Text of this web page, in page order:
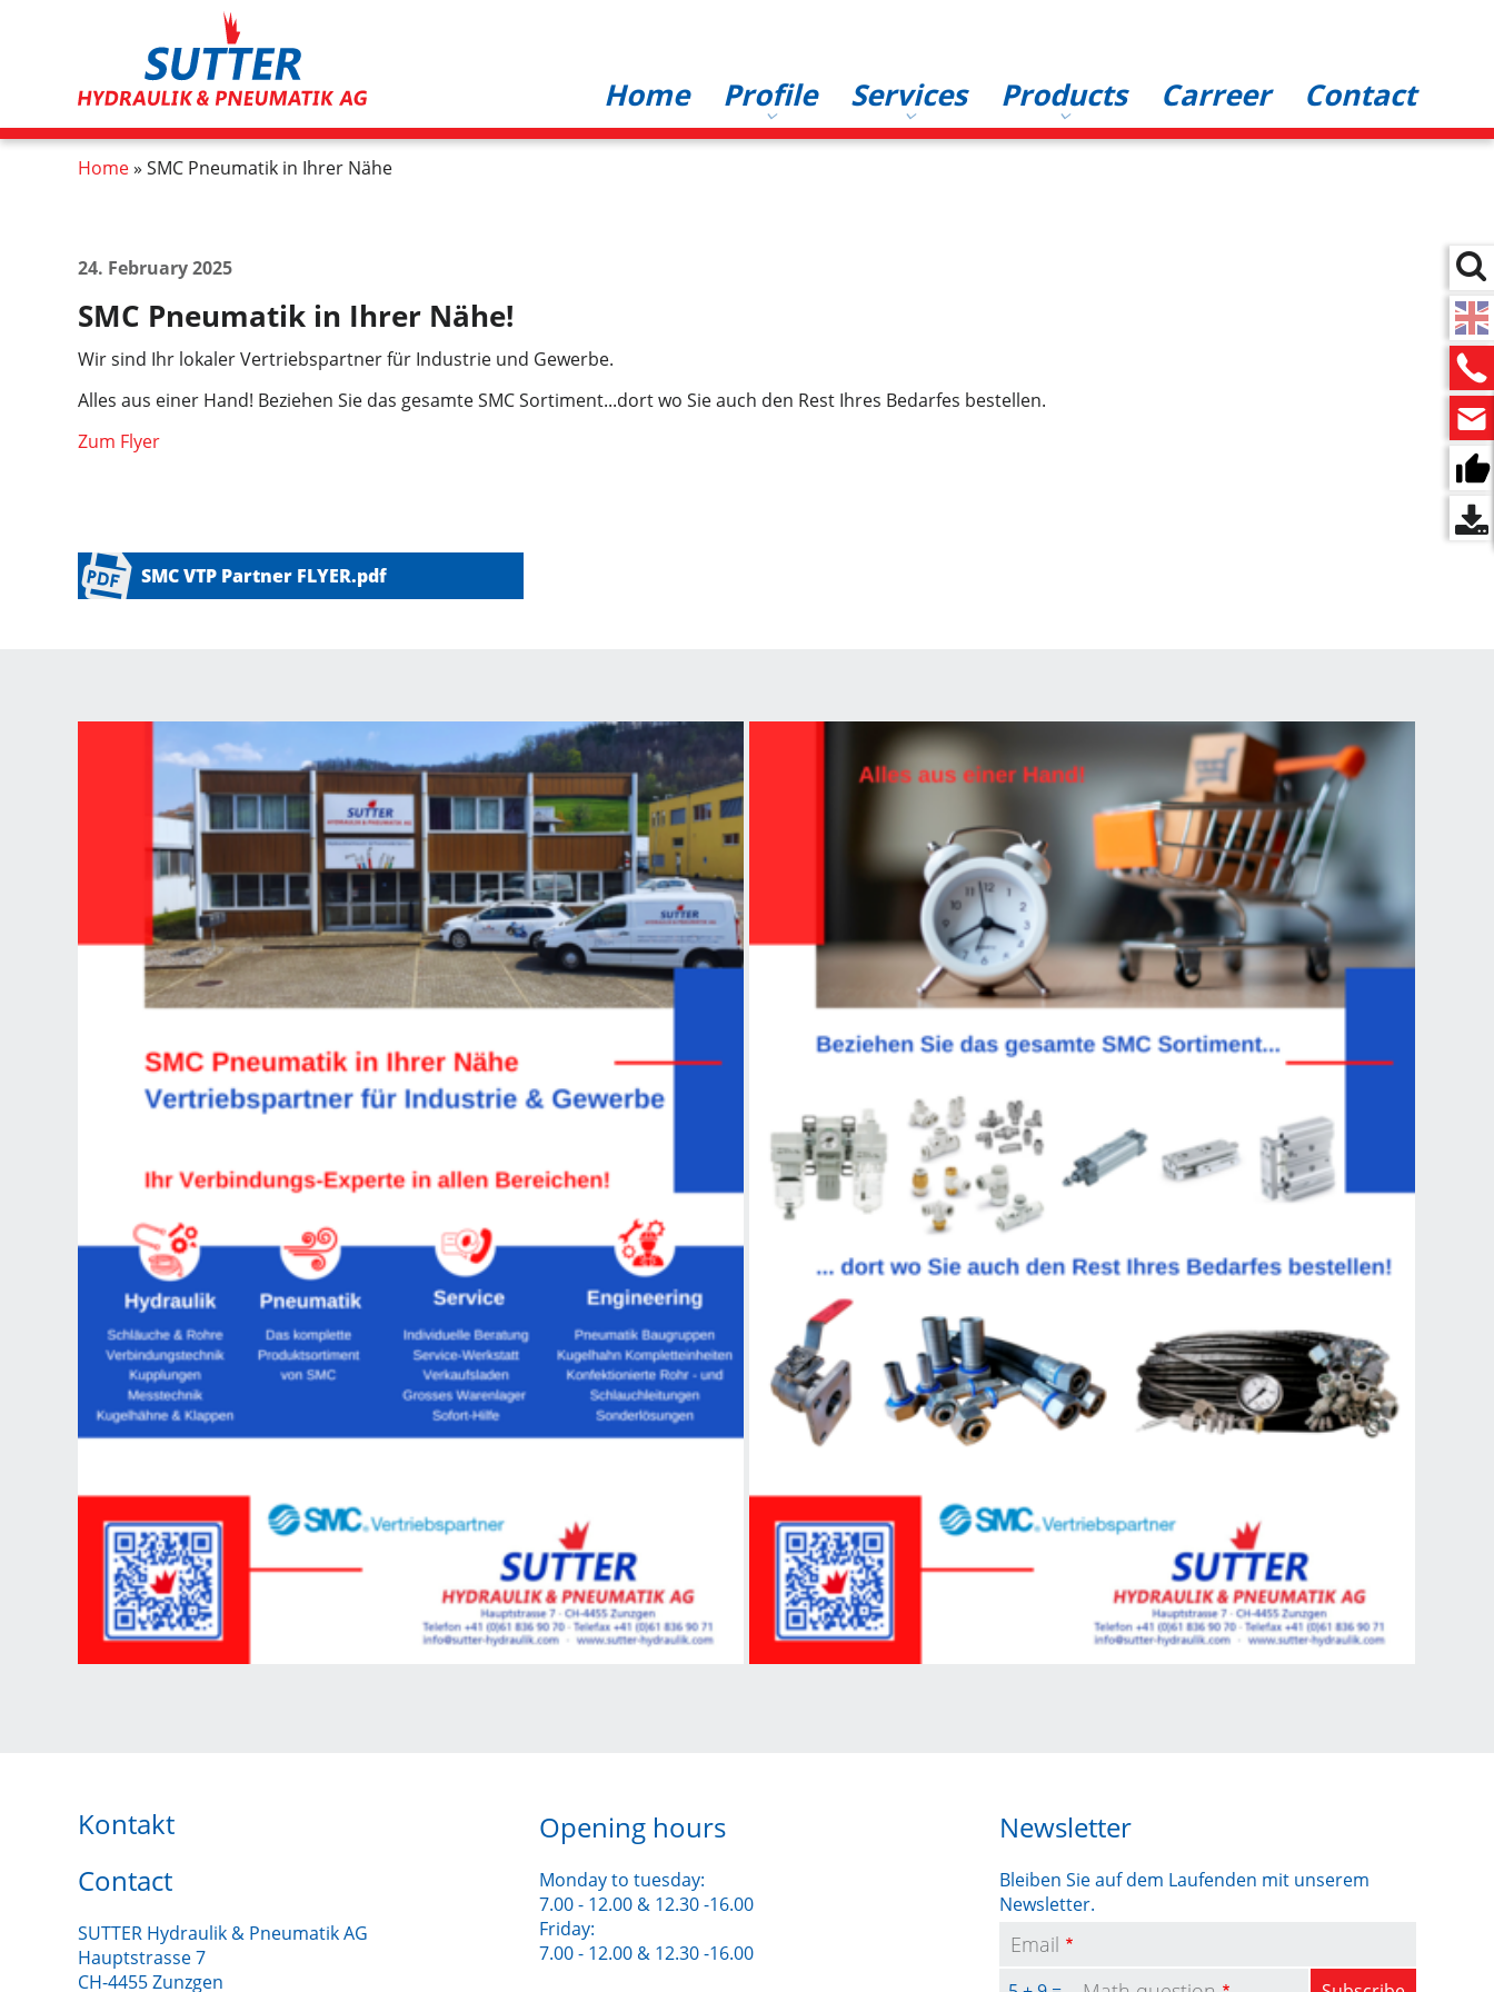
Home Profile Services Products Carreer Contact
Breadcrumb
Home SMC Pneumatik in Ihrer Nähe
24. February 2025
SMC Pneumatik in Ihrer Nähe!
Wir sind Ihr lokaler Vertriebspartner für Industrie und Gewerbe.
Alles aus einer Hand! Beziehen Sie das gesamte SMC Sortiment...dort wo Sie auch den Rest Ihres Bedarfes bestellen.
Zum Flyer
SMC VTP Partner FLYER.pdf
Kontakt
Contact
SUTTER Hydraulik & Pneumatik AG
Hauptstrasse 7
CH-4455 Zunzgen
Opening hours
Monday to tuesday:
7.00 - 12.00 & 12.30 -16.00
Friday:
7.00 - 12.00 & 12.30 -16.00
Newsletter
Email
Bleiben Sie auf dem Laufenden mit unserem
Newsletter.